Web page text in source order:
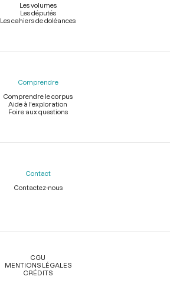
Les volumes
Les députés
Les cahiers de doléances
Comprendre
Comprendre le corpus
Aide à l'exploration
Foire aux questions
Contact
Contactez-nous
CGU
MENTIONS LÉGALES
CRÉDITS